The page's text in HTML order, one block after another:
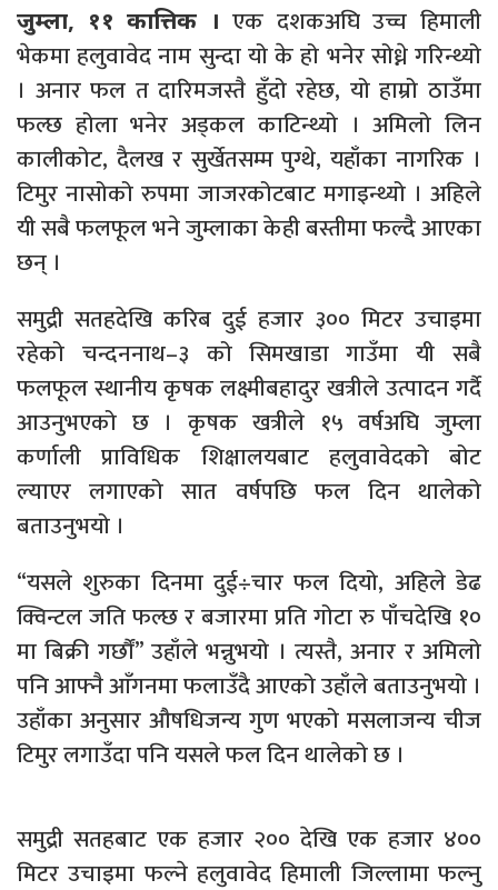
जुम्ला, ११ कात्तिक । एक दशकअघि उच्च हिमाली
भेकमा हलुवावेद नाम सुन्दा यो के हो भनेर सोध्ने गरिन्थ्यो
। अनार फल त दारिमजस्तै हुँदो रहेछ, यो हाम्रो ठाउँमा
फल्छ होला भनेर अड्कल काटिन्थ्यो । अमिलो लिन
कालीकोट, दैलख र सुर्खेतसम्म पुग्थे, यहाँका नागरिक ।
टिमुर नासोको रुपमा जाजरकोटबाट मगाइन्थ्यो । अहिले
यी सबै फलफूल भने जुम्लाका केही बस्तीमा फल्दै आएका
छन् ।
समुद्री सतहदेखि करिब दुई हजार ३०० मिटर उचाइमा
रहेको चन्दननाथ–३ को सिमखाडा गाउँमा यी सबै
फलफूल स्थानीय कृषक लक्ष्मीबहादुर खत्रीले उत्पादन गर्दै
आउनुभएको छ । कृषक खत्रीले १५ वर्षअघि जुम्ला
कर्णाली प्राविधिक शिक्षालयबाट हलुवावेदको बोट
ल्याएर लगाएको सात वर्षपछि फल दिन थालेको
बताउनुभयो ।
“यसले शुरुका दिनमा दुई÷चार फल दियो, अहिले डेढ
क्विन्टल जति फल्छ र बजारमा प्रति गोटा रु पाँचदेखि १०
मा बिक्री गर्छौं” उहाँले भन्नुभयो । त्यस्तै, अनार र अमिलो
पनि आफ्नै आँगनमा फलाउँदै आएको उहाँले बताउनुभयो ।
उहाँका अनुसार औषधिजन्य गुण भएको मसलाजन्य चीज
टिमुर लगाउँदा पनि यसले फल दिन थालेको छ ।
समुद्री सतहबाट एक हजार २०० देखि एक हजार ४००
मिटर उचाइमा फल्ने हलुवावेद हिमाली जिल्लामा फल्नु